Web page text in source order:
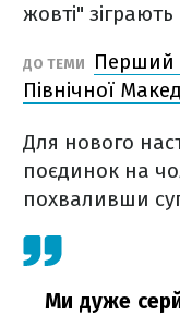
жовті"
ДО ТЕМИ
Перший
Північної
Для нового
поєдинок на
похваливши
Ми дуже